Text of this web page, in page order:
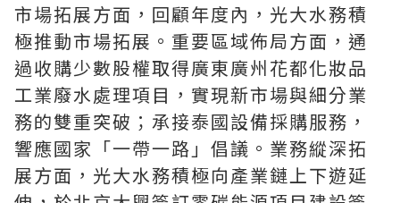
市場拓展方面，回顧年度內，光大水務積
極推動市場拓展。重要區域佈局方面，通
過收購少數股權取得廣東廣州花都化妝品
工業廢水處理項目，實現新市場與細分業
務的雙重突破；承接泰國設備採購服務，
響應國家「一帶一路」倡議。業務縱深拓
展方面，光大水務積極向產業鏈上下遊延